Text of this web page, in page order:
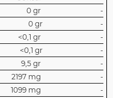
0 gr
-
0 gr
-
<0,1 gr
-
<0,1 gr
-
9,5 gr
-
2197 mg
-
1099 mg
-